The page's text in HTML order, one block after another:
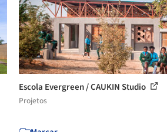
Escola Evergreen / CAUKIN Studio
Projetos